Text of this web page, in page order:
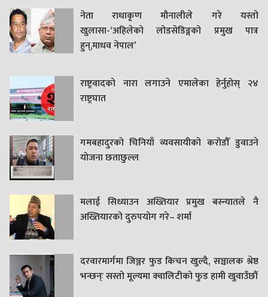
नेता राधाकृण मौनालीले गरे यस्तो
खुलासा-‘अहिलेको लोडसेडिङ्गको प्रमुख पात्र
हुन्,माधव नेपाल’
राष्ट्रवादको नारा लगाउने एमालेका हेर्नुहोस् २४
राष्ट्रघात
गमबहादुरकाे चिनियाँ व्यवसायीको करोडौँ डुवाउने
याेजना छताछुल्ल
मलाई सिध्याउन अख्तियार प्रमुख बस्न्यातले नै
अख्तियारको दुरुपयोग गरे– शर्मा
दरवारमार्गमा जिञ्जर फुड किचन खुल्दै, सञ्चालक श्रेष्ठ
भन्छन्ः सस्तो मूल्यमा क्वालिटीको फुड हामी खुवाउँछौं